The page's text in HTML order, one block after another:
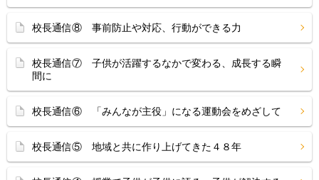
校長通信⑧ 事前防止や対応、行動ができる力
校長通信⑦ 子供が活躍するなかで変わる、成長する瞬
間に
校長通信⑥ 「みんなが主役」になる運動会をめざして
校長通信⑤ 地域と共に作り上げてきた４８年